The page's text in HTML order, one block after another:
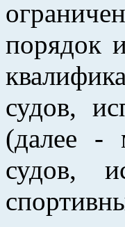
порядок
судов,
(далее -
судов,